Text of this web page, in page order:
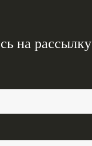
на рассылку